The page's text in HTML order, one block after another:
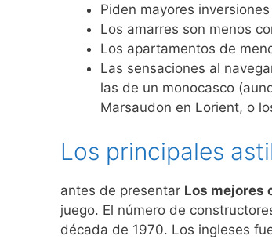
Piden mayores
Los amarres son menos
Los apartamentos de
Las sensaciones al
las de un monocasco
Marsaudon en Lorient, o
Los principales
antes de presentar Los mejores
juego. El número de
década de 1970. Los ingleses